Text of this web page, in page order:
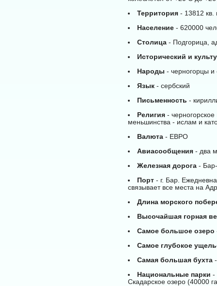
Территория - 13812 кв.
Население - 620000
Столица - Подгорица,
Исторический и
Народы - черногорцы
Язык - сербский
Письменность -
Религия -
меньшинства - ислам и
Валюта - ЕВРО
Авиасообщения - два
Железная дорога -
Порт - г. Бар.
связывает все места на
Длина морского
Высочайшая горная
Самое большое озеро
Самое глубокое
Самая большая бухта
Национальные парки -
Скадарское озеро (40000